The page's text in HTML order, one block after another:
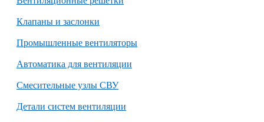
Клапаны и заслонки
Промышленные вентиляторы
Автоматика для вентиляции
Смесительные узлы СВУ
Детали систем вентиляции